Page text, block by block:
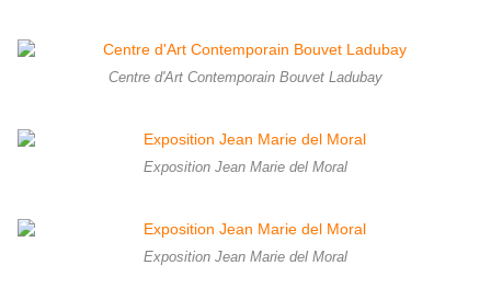
Centre d'Art Contemporain Bouvet Ladubay
Exposition Jean Marie del Moral
Exposition Jean Marie del Moral